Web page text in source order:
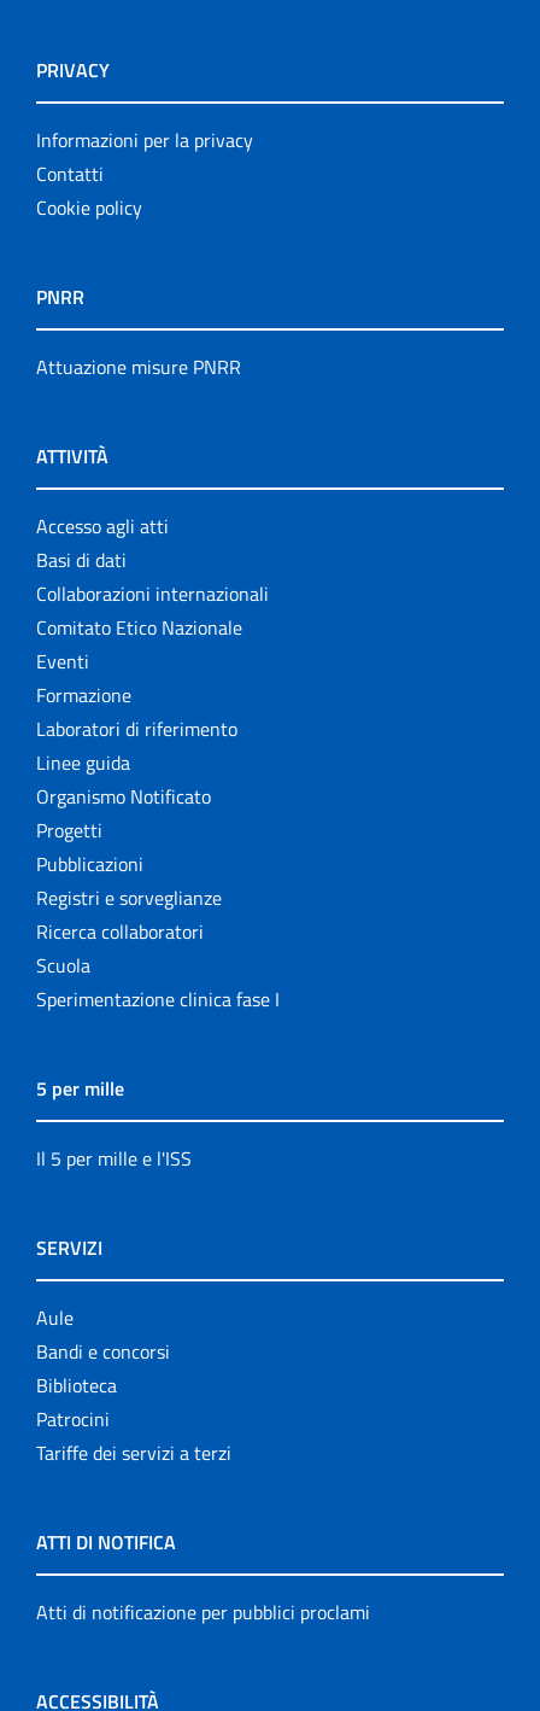
PRIVACY
Informazioni per la privacy
Contatti
Cookie policy
PNRR
Attuazione misure PNRR
ATTIVITÀ
Accesso agli atti
Basi di dati
Collaborazioni internazionali
Comitato Etico Nazionale
Eventi
Formazione
Laboratori di riferimento
Linee guida
Organismo Notificato
Progetti
Pubblicazioni
Registri e sorveglianze
Ricerca collaboratori
Scuola
Sperimentazione clinica fase I
5 per mille
Il 5 per mille e l'ISS
SERVIZI
Aule
Bandi e concorsi
Biblioteca
Patrocini
Tariffe dei servizi a terzi
ATTI DI NOTIFICA
Atti di notificazione per pubblici proclami
ACCESSIBILITÀ